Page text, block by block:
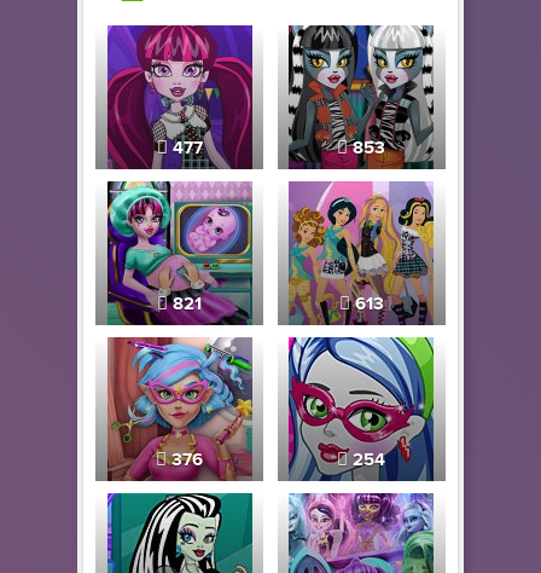
477 853
821 613
376 254